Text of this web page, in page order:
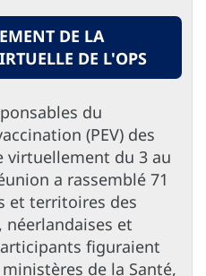
DE LA
DE L'OPS
du
(PEV) des
virtuellement du 3 au
a rassemblé 71
et territoires des
néerlandaises et
figuraient
de la Santé,